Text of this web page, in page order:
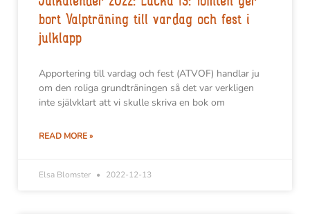
bort Valpträning till vardag och fest i
julklapp
Apportering till vardag och fest (ATVOF) handlar ju
om den roliga grundträningen så det var verkligen
inte självklart att vi skulle skriva en bok om
READ MORE »
Elsa Blomster 2022-12-13